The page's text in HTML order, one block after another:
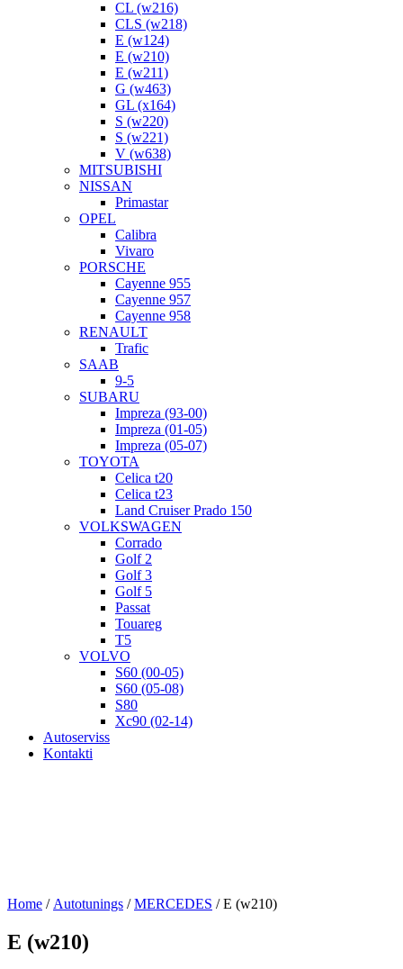
CL (w216)
CLS (w218)
E (w124)
E (w210)
E (w211)
G (w463)
GL (x164)
S (w220)
S (w221)
V (w638)
MITSUBISHI
NISSAN
Primastar
OPEL
Calibra
Vivaro
PORSCHE
Cayenne 955
Cayenne 957
Cayenne 958
RENAULT
Trafic
SAAB
9-5
SUBARU
Impreza (93-00)
Impreza (01-05)
Impreza (05-07)
TOYOTA
Celica t20
Celica t23
Land Cruiser Prado 150
VOLKSWAGEN
Corrado
Golf 2
Golf 3
Golf 5
Passat
Touareg
T5
VOLVO
S60 (00-05)
S60 (05-08)
S80
Xc90 (02-14)
Autoserviss
Kontakti
Home / Autotunings /MERCEDES / E (w210)
E (w210)